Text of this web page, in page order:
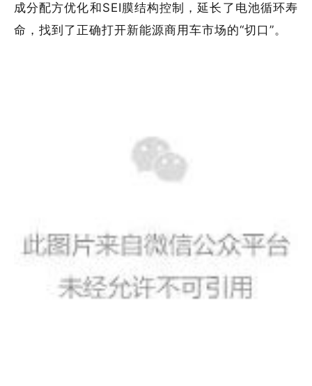
成分配方优化和SEI膜结构控制，延长了电池循环寿
命，找到了正确打开新能源商用车市场的“切口”。